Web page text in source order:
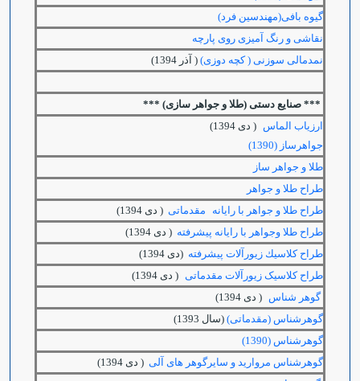
گیوه بافی(مهندسین فرد)
نقاشی و رنگ آمیزی روی پارچه
نمدمالی سوزنی ( کچه دوزی) ( آذر 1394)
*** صنایع دستی (طلا و جواهر سازی) ***
ارزياب الماس ( دی 1394)
جواهرساز (1390)
طلا و جواهر ساز
طراح طلا و جواهر
طراح طلا و جواهر با رایانه
مقدماتی ( دی 1394)
طراح طلا وجواهر با رایانه پیشرفته ( دی 1394)
طراح كلاسيك زيورآلات پيشرفته (دی 1394)
طراح کلاسیک زیورآلات مقدماتی ( دی 1394)
گوهر شناس ( دی 1394)
گوهرشناس (مقدماتی) (سال 1393)
گوهرشناس (1390)
گوهرشناس مروارید و سایرگوهر های آلی ( دی 1394)